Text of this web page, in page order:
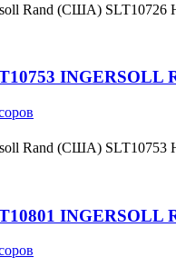
Rand (США)
INGERSOLL
Rand (США)
INGERSOLL